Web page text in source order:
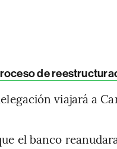
de
viajará a
el banco